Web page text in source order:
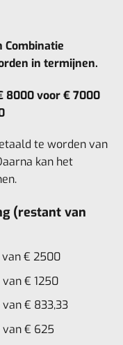
Combinatie
in termijnen.
8000 voor € 7000
te worden van
kan het
(restant van
€ 2500
€ 1250
€ 833,33
€ 625